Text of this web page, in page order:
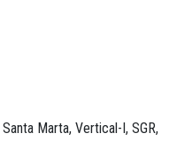
Marta, Vertical-I, SGR,